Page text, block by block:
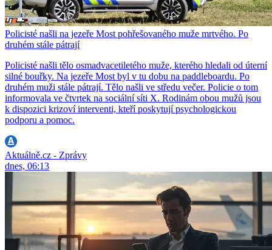
Policisté našli na jezeře Most pohřešovaného muže mrtvého. Po
druhém stále pátrají
Policisté našli tělo osmadvacetiletého muže, kterého hledali od úterní
silné bouřky. Na jezeře Most byl v tu dobu na paddleboardu. Po
druhém muži stále pátrají. Tělo našli ve středu večer. Policie o tom
informovala ve čtvrtek na sociální síti X. Rodinám obou mužů jsou
k dispozici krizoví interventi, kteří poskytují psychologickou
podporu a pomoc.
Aktuálně.cz - Zprávy
dnes, 06:13